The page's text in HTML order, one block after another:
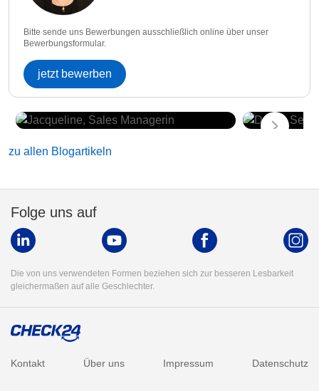
Bitte sende uns Bewerbungen ausschließlich online über unser
Bewerbungsformular.
jetzt bewerben
zu allen Blogartikeln
Folge uns auf
Die von uns verwendeten Formen beziehen sich zur besseren Lesbarkeit
gleichermaßen auf alle Geschlechter.
Kontakt Über uns Impressum Datenschutz